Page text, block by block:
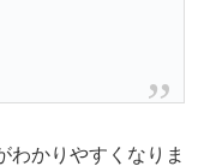
わかりやすくなりま